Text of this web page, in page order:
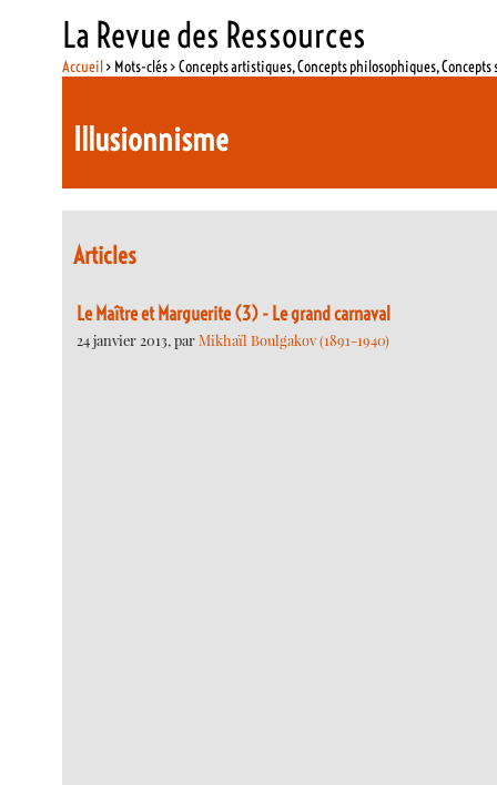
La Revue des Ressources
Accueil> Mots-clés > Concepts artistiques, Concepts philosophiques,
Illusionnisme
Articles
Le Maître et Marguerite (3) - Le grand carnaval
24 janvier 2013, parMikhaïl Boulgakov (1891-1940)